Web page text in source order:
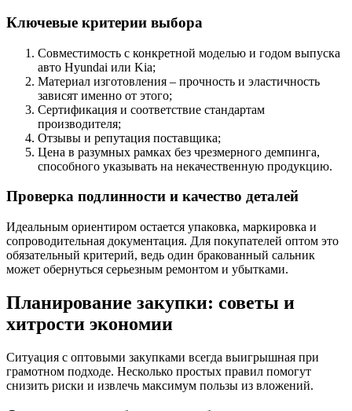
Ключевые критерии выбора
Совместимость с конкретной моделью и годом выпуска
авто Hyundai или Kia;
Материал изготовления – прочность и эластичность
зависят именно от этого;
Сертификация и соответствие стандартам
производителя;
Отзывы и репутация поставщика;
Цена в разумных рамках без чрезмерного демпинга,
способного указывать на некачественную продукцию.
Проверка подлинности и качество деталей
Идеальным ориентиром остается упаковка, маркировка и
сопроводительная документация. Для покупателей оптом это
обязательный критерий, ведь один бракованный сальник
может обернуться серьезным ремонтом и убытками.
Планирование закупки: советы и
хитрости экономии
Ситуация с оптовыми закупками всегда выигрышная при
грамотном подходе. Несколько простых правил помогут
снизить риски и извлечь максимум пользы из вложений.